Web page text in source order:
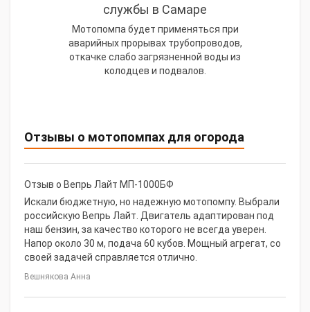
службы в Самаре
Мотопомпа будет применяться при
аварийных прорывах трубопроводов,
откачке слабо загрязненной воды из
колодцев и подвалов.
Отзывы о мотопомпах для огорода
Отзыв о Вепрь Лайт МП-1000БФ
Искали бюджетную, но надежную мотопомпу. Выбрали
российскую Вепрь Лайт. Двигатель адаптирован под
наш бензин, за качество которого не всегда уверен.
Напор около 30 м, подача 60 кубов. Мощный агрегат, со
своей задачей справляется отлично.
Вешнякова Анна